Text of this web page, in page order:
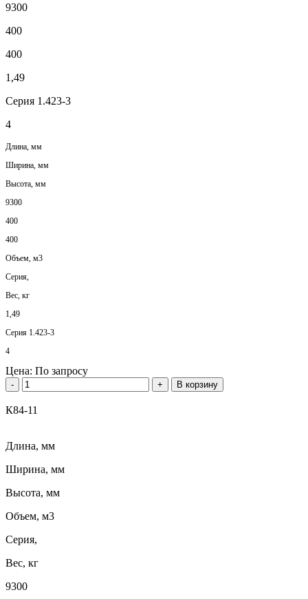
9300
400
400
1,49
Серия 1.423-3
4
Длина, мм
Ширина, мм
Высота, мм
9300
400
400
Объем, м3
Серия,
Вес, кг
1,49
Серия 1.423-3
4
Цена: По запросу
- + В корзину
К84-11
Длина, мм
Ширина, мм
Высота, мм
Объем, м3
Серия,
Вес, кг
9300